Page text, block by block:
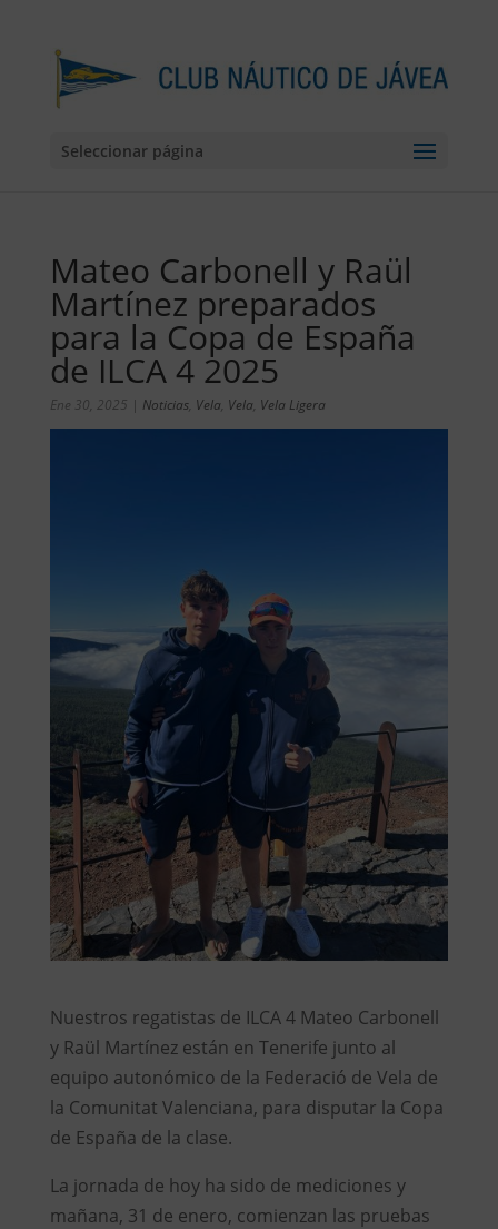
Seleccionar página
Mateo Carbonell y Raül
Martínez preparados
para la Copa de España
de ILCA 4 2025
Ene 30, 2025 | Noticias, Vela Vela Vela Ligera
Nuestros regatistas de ILCA 4 Mateo Carbonell
y Raül Martínez están en Tenerife junto al
equipo autonómico de la Federació de Vela de
la Comunitat Valenciana, para disputar la Copa
de España de la clase.
La jornada de hoy ha sido de mediciones y
mañana, 31 de enero, comienzan las pruebas